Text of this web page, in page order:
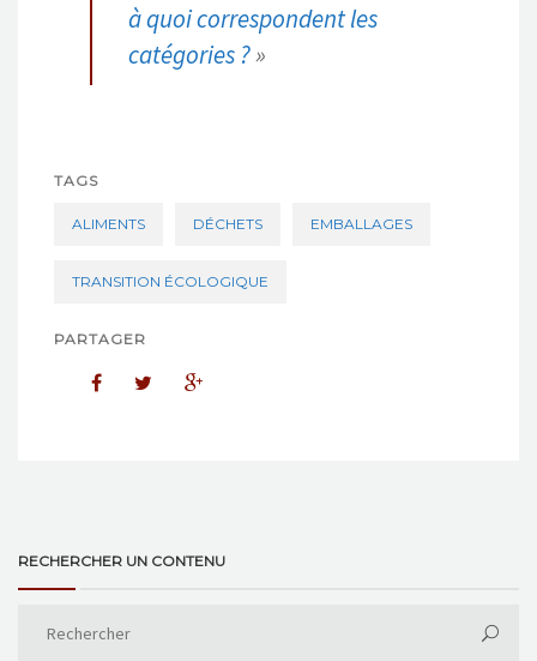
à quoi correspondent les
catégories ?»
TAGS
ALIMENTS DÉCHETS EMBALLAGES
TRANSITION ÉCOLOGIQUE
PARTAGER
RECHERCHER UN CONTENU